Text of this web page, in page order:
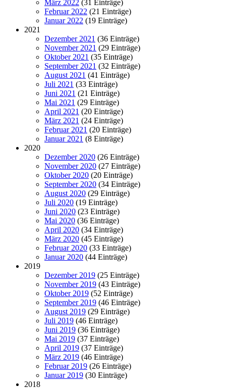
März 2022 (31 Einträge)
Februar 2022 (21 Einträge)
Januar 2022 (19 Einträge)
2021
Dezember 2021 (36 Einträge)
November 2021 (29 Einträge)
Oktober 2021 (35 Einträge)
September 2021 (32 Einträge)
August 2021 (41 Einträge)
Juli 2021 (33 Einträge)
Juni 2021 (21 Einträge)
Mai 2021 (29 Einträge)
April 2021 (20 Einträge)
März 2021 (24 Einträge)
Februar 2021 (20 Einträge)
Januar 2021 (8 Einträge)
2020
Dezember 2020 (26 Einträge)
November 2020 (27 Einträge)
Oktober 2020 (20 Einträge)
September 2020 (34 Einträge)
August 2020 (29 Einträge)
Juli 2020 (19 Einträge)
Juni 2020 (23 Einträge)
Mai 2020 (36 Einträge)
April 2020 (34 Einträge)
März 2020 (45 Einträge)
Februar 2020 (33 Einträge)
Januar 2020 (44 Einträge)
2019
Dezember 2019 (25 Einträge)
November 2019 (43 Einträge)
Oktober 2019 (52 Einträge)
September 2019 (46 Einträge)
August 2019 (29 Einträge)
Juli 2019 (46 Einträge)
Juni 2019 (36 Einträge)
Mai 2019 (37 Einträge)
April 2019 (37 Einträge)
März 2019 (46 Einträge)
Februar 2019 (26 Einträge)
Januar 2019 (30 Einträge)
2018